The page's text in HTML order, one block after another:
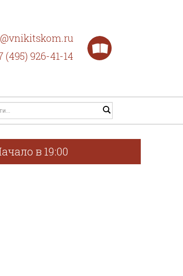
(495) 926-41-14
в 19:00